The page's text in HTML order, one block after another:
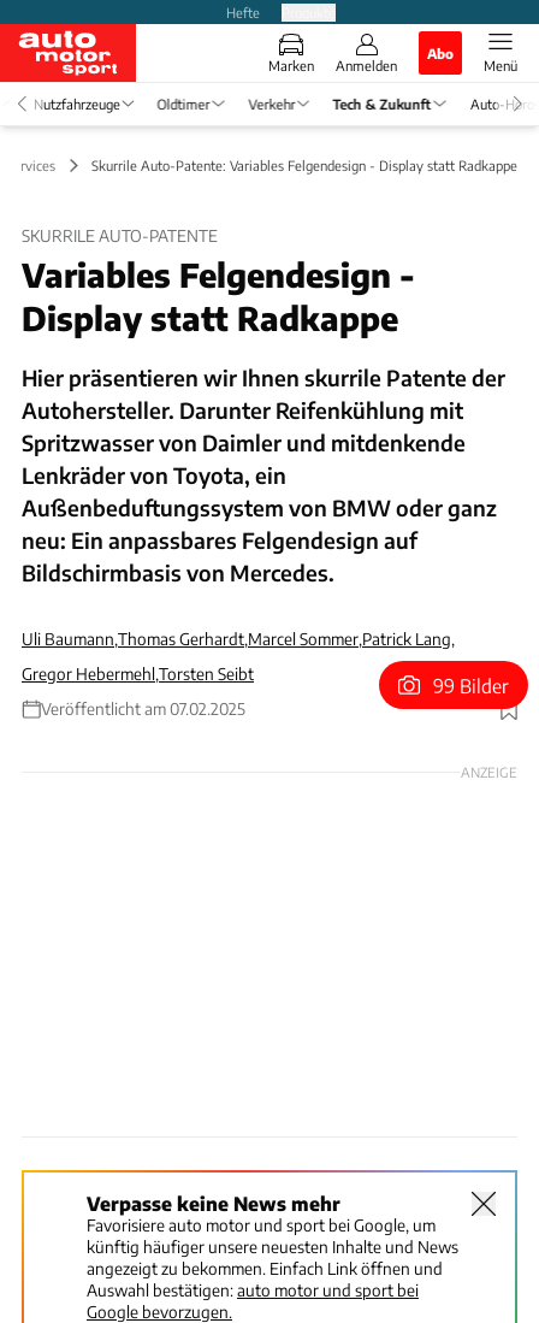
Hefte
Marken Anmelden
Abo
Menü
Nutzfahrzeuge Oldtimer Verkehr Tech & Zukunft Auto-
Skurrile Auto-Patente: Variables Felgendesign - Display statt Radkappe
SKURRILE AUTO-PATENTE
Variables Felgendesign -
Display statt Radkappe
Hier präsentieren wir Ihnen skurrile Patente der
Autohersteller. Darunter Reifenkühlung mit
Spritzwasser von Daimler und mitdenkende
Lenkräder von Toyota, ein
Außenbeduftungssystem von BMW oder ganz
neu: Ein anpassbares Felgendesign auf
Bildschirmbasis von Mercedes.
Uli Baumann,Thomas Gerhardt,Marcel Sommer,Patrick Lang,
Gregor Hebermehl,Torsten Seibt
Veröffentlicht am 07.02.2025
Foto: Mercedes
99 Bilder
ANZEIGE
Verpasse keine News mehr
Favorisiere auto motor und sport bei Google, um
künftig häufiger unsere neuesten Inhalte und News
angezeigt zu bekommen. Einfach Link öffnen und
Auswahl bestätigen:auto motor und sport bei
Google bevorzugen.